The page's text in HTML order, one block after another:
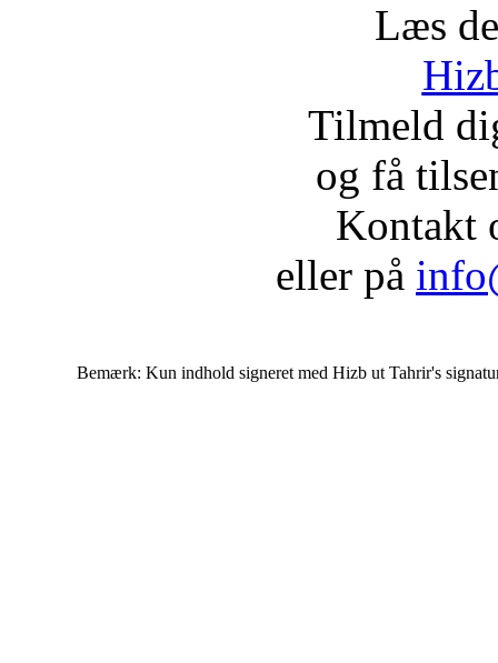
Læs
Tilmeld
og få
Kontakt
eller på
Bemærk: Kun indhold signeret med Hizb ut Tahrir's